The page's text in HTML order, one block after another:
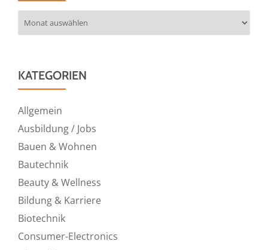
KATEGORIEN
Allgemein
Ausbildung / Jobs
Bauen & Wohnen
Bautechnik
Beauty & Wellness
Bildung & Karriere
Biotechnik
Consumer-Electronics